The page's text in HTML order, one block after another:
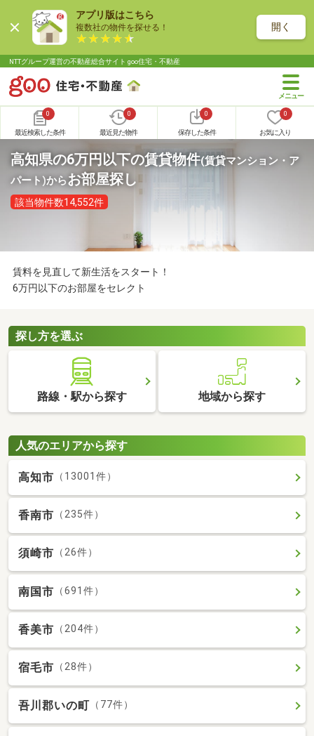
アプリ版はこちら
複数社の物件を探せる！ 開く
NTTグループ運営の不動産総合サイト goo住宅・不動産
0
最近検索した条件
0
最近見た物件
0
保存した条件
0
お気に入り
高知県の6万円以下の賃貸物件(賃貸マンション・ア
パート)からお部屋探し
該当物件数14,552件
賃料を見直して新生活をスタート！
6万円以下のお部屋をセレクト
探し方を選ぶ
路線・駅から探す 地域から探す
人気のエリアから探す
高知市 （13001件）
香南市 （235件）
須崎市 （26件）
南国市 （691件）
香美市 （204件）
宿毛市 （28件）
吾川郡いの町 （77件）